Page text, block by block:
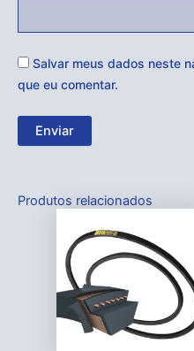
Salvar meus dados neste
que eu comentar.
Produtos relacionados